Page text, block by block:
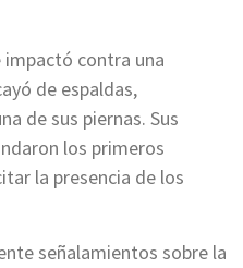
impactó contra una
de espaldas,
de sus piernas. Sus
los primeros
la presencia de los
señalamientos sobre la